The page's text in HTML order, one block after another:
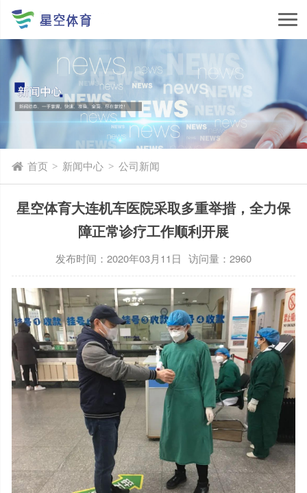
首页 > 新闻中心 > 公司新闻
星空体育大连机车医院采取多重举措，全力保
障正常诊疗工作顺利开展
发布时间：2020年03月11日 访问量：2960